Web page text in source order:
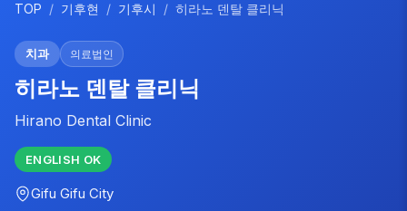
TOP / 기후현 / 기후시 / 히라노 덴탈 클리닉
치과 의료법인
히라노 덴탈 클리닉
Hirano Dental Clinic
ENGLISH OK
Gifu Gifu City